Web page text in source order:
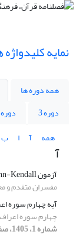
نمایه کلیدواژه
همه دوره ها
دوره 3
دوره 2
همه
آ ا ب
آ
آزمون Mann-Kendall
مفسران متقدم و
آیه چهارم سوره
چهارم سوره
شماره 1، 1405، صفحه 1-24]